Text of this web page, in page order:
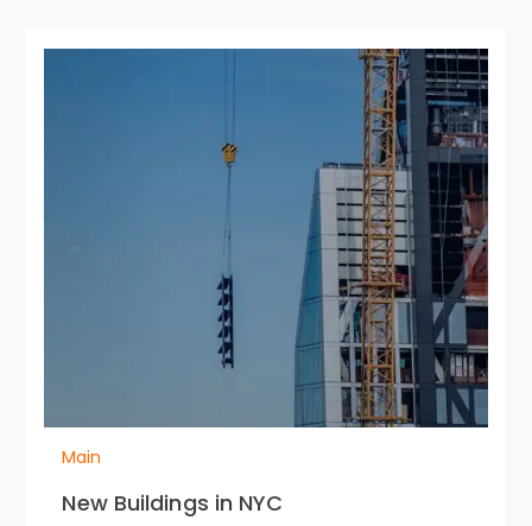
Main
New Buildings in NYC